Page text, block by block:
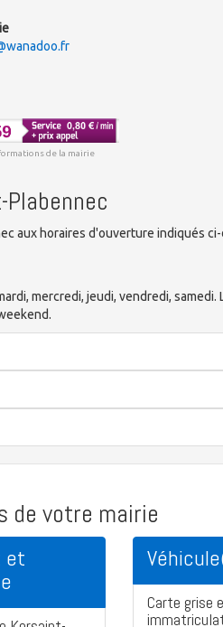
de la mairie
aux horaires d'ouverture indiqués
mercredi, jeudi, vendredi, samedi.
de votre mairie
et
Carte grise